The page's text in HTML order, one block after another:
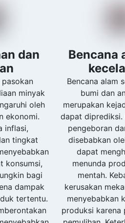
dan
pasokan
minyak
oleh
ekonomi.
inflasi,
tingkat
konsumsi,
bagi
dampak
tertentu.
Bencana
Bencana alam
bumi dan
merupakan
dapat diprediksi.
pengeboran
disebabkan
dapat
menunda
mentah.
kerusakan
menyebabkan
produksi karena